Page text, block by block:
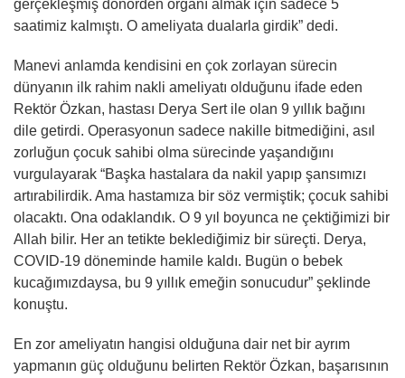
gerçekleşmiş donörden organı almak için sadece 5
saatimiz kalmıştı. O ameliyata dualarla girdik” dedi.
Manevi anlamda kendisini en çok zorlayan sürecin
dünyanın ilk rahim nakli ameliyatı olduğunu ifade eden
Rektör Özkan, hastası Derya Sert ile olan 9 yıllık bağını
dile getirdi. Operasyonun sadece nakille bitmediğini, asıl
zorluğun çocuk sahibi olma sürecinde yaşandığını
vurgulayarak “Başka hastalara da nakil yapıp şansımızı
artırabilirdik. Ama hastamıza bir söz vermiştik; çocuk sahibi
olacaktı. Ona odaklandık. O 9 yıl boyunca ne çektiğimizi bir
Allah bilir. Her an tetikte beklediğimiz bir süreçti. Derya,
COVID-19 döneminde hamile kaldı. Bugün o bebek
kucağımızdaysa, bu 9 yıllık emeğin sonucudur” şeklinde
konuştu.
En zor ameliyatın hangisi olduğuna dair net bir ayrım
yapmanın güç olduğunu belirten Rektör Özkan, başarısının